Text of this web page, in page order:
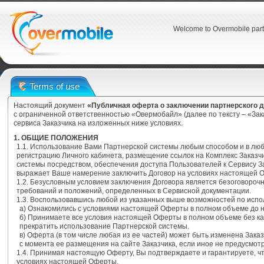
Welcome to Overmobile
Terms of use
Настоящий документ «Публичная оферта о заключении партнерского
с ограниченной ответственностью «Овермобайл» (далее по тексту –
сервиса Заказчика на изложенных ниже условиях.
1. ОБЩИЕ ПОЛОЖЕНИЯ
1.1. Использование Вами Партнерской системы любым способом и в
регистрацию Личного кабинета, размещение ссылок на Комплекс
системы посредством, обеспечения доступа Пользователей к Сервису
выражает Ваше намерение заключить Договор на условиях настоящей
1.2. Безусловным условием заключения Договора является
требований и положений, определенных в Сервисной документации.
1.3. Воспользовавшись любой из указанных выше возможностей по
а) Ознакомились с условиями настоящей Оферты в полном объеме до
б) Принимаете все условия настоящей Оферты в полном объеме без
прекратить использование Партнерской системы.
в) Оферта (в том числе любая из ее частей) может быть изменена
с момента ее размещения на сайте Заказчика, если иное не
1.4. Принимая настоящую Оферту, Вы подтверждаете и гарантируете,
условиях настоящей Оферты.